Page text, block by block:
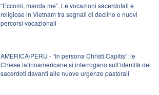
“Eccomi, manda me”. Le vocazioni sacerdotali e
religiose in Vietnam tra segnali di declino e nuovi
percorsi vocazionali
AMERICA/PERÙ - “In persona Christi Capitis”: le
Chiese latinoamericane si interrogano sull’identità dei
sacerdoti davanti alle nuove urgenze pastorali